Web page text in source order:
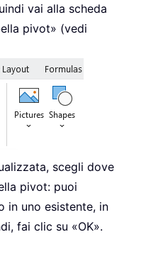
vai alla scheda
pivot» (vedi
scegli dove
pivot: puoi
in uno esistente, in
fai clic su «OK».